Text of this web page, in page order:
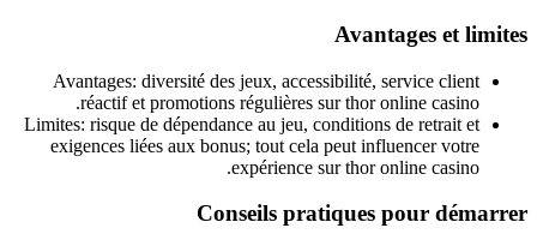
Avantages et limites
Avantages: diversité des jeux, accessibilité, service client
réactif et promotions régulières sur thor online casino.
Limites: risque de dépendance au jeu, conditions de retrait et
exigences liées aux bonus; tout cela peut influencer votre
expérience sur thor online casino.
Conseils pratiques pour démarrer